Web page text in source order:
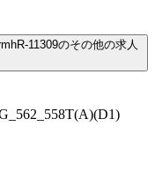
11309のその他の求人